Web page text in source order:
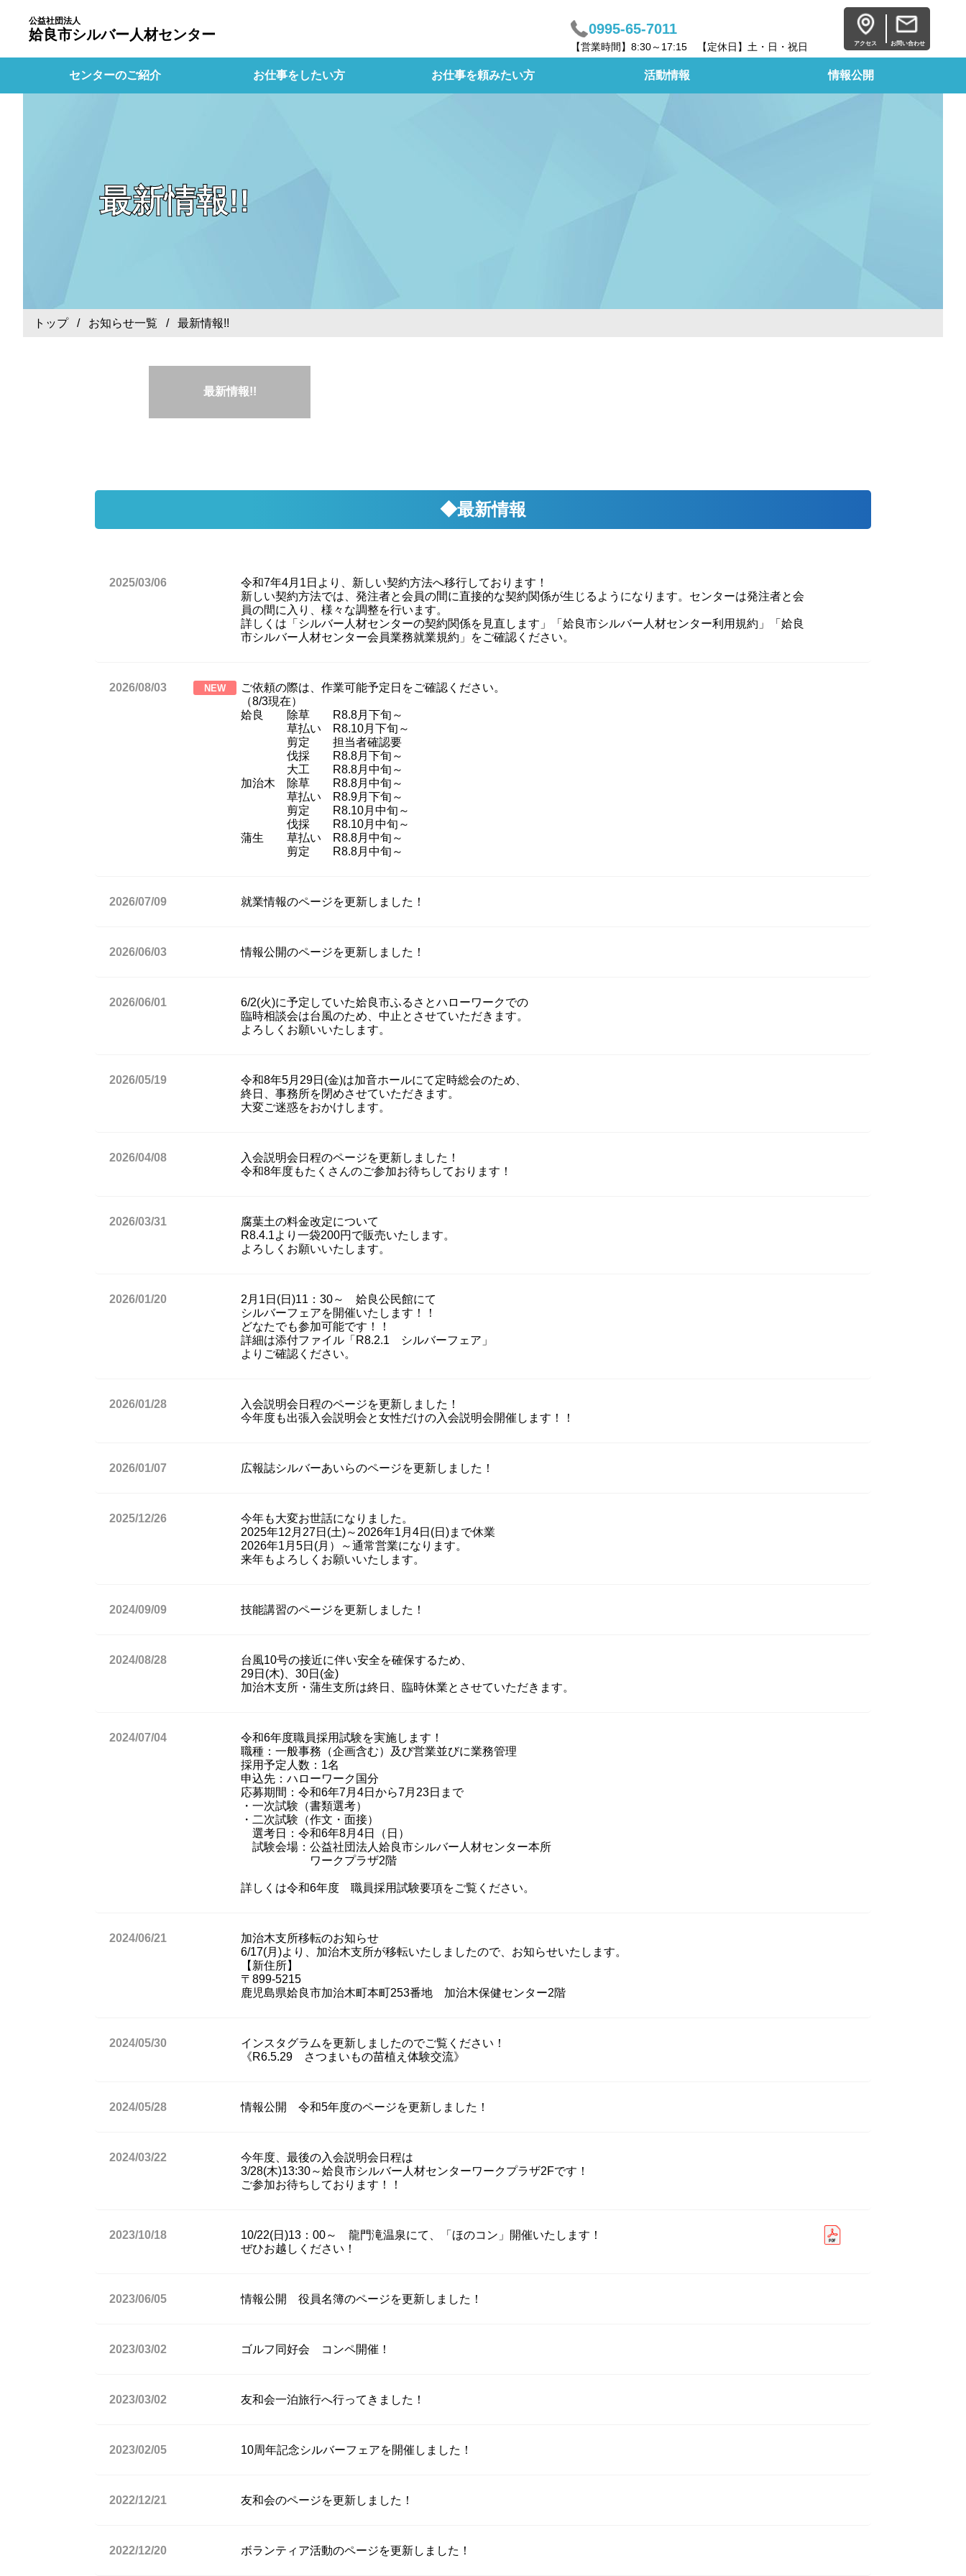
公益社団法人
姶良市シルバー人材センター 0995-65-7011
【営業時間】8:30～17:15 【定休日】土・日・祝日 アクセス お問い合わせ
センターのご紹介 お仕事をしたい方 お仕事を頼みたい方 活動情報 情報公開
最新情報!!
トップ/ お知らせ一覧 / 最新情報!!
最新情報!!
◆最新情報
2025/03/06
令和7年4月1日より、新しい契約方法へ移行しております！
新しい契約方法では、発注者と会員の間に直接的な契約関係が生じるようになります。センターは発注者と会
員の間に入り、様々な調整を行います。
詳しくは「シルバー人材センターの契約関係を見直します」「姶良市シルバー人材センター利用規約」「姶良
市シルバー人材センター会員業務就業規約」をご確認ください。
2026/08/03 NEW
ご依頼の際は、作業可能予定日をご確認ください。
（8/3現在）
姶良 除草 R8.8月下旬～
草払い R8.10月下旬～
剪定 担当者確認要
伐採 R8.8月下旬～
大工 R8.8月中旬～
加治木 除草 R8.8月中旬～
草払い R8.9月下旬～
剪定 R8.10月中旬～
伐採 R8.10月中旬～
蒲生 草払い R8.8月中旬～
剪定 R8.8月中旬～
2026/07/09 就業情報のページを更新しました！
2026/06/03 情報公開のページを更新しました！
2026/06/01
6/2(火)に予定していた姶良市ふるさとハローワークでの
臨時相談会は台風のため、中止とさせていただきます。
よろしくお願いいたします。
2026/05/19
令和8年5月29日(金)は加音ホールにて定時総会のため、
終日、事務所を閉めさせていただきます。
大変ご迷惑をおかけします。
2026/04/08
入会説明会日程のページを更新しました！
令和8年度もたくさんのご参加お待ちしております！
2026/03/31
腐葉土の料金改定について
R8.4.1より一袋200円で販売いたします。
よろしくお願いいたします。
2026/01/20
2月1日(日)11：30～ 姶良公民館にて
シルバーフェアを開催いたします！！
どなたでも参加可能です！！
詳細は添付ファイル「R8.2.1 シルバーフェア」
よりご確認ください。
2026/01/28
入会説明会日程のページを更新しました！
今年度も出張入会説明会と女性だけの入会説明会開催します！！
2026/01/07 広報誌シルバーあいらのページを更新しました！
2025/12/26
今年も大変お世話になりました。
2025年12月27日(土)～2026年1月4日(日)まで休業
2026年1月5日(月）～通常営業になります。
来年もよろしくお願いいたします。
2024/09/09 技能講習のページを更新しました！
2024/08/28
台風10号の接近に伴い安全を確保するため、
29日(木)、30日(金)
加治木支所・蒲生支所は終日、臨時休業とさせていただきます。
2024/07/04
令和6年度職員採用試験を実施します！
職種：一般事務（企画含む）及び営業並びに業務管理
採用予定人数：1名
申込先：ハローワーク国分
応募期間：令和6年7月4日から7月23日まで
・一次試験（書類選考）
・二次試験（作文・面接）
選考日：令和6年8月4日（日）
試験会場：公益社団法人姶良市シルバー人材センター本所
ワークプラザ2階
詳しくは令和6年度 職員採用試験要項をご覧ください。
2024/06/21
加治木支所移転のお知らせ
6/17(月)より、加治木支所が移転いたしましたので、お知らせいたします。
【新住所】
〒899-5215
鹿児島県姶良市加治木町本町253番地 加治木保健センター2階
2024/05/30
インスタグラムを更新しましたのでご覧ください！
《R6.5.29 さつまいもの苗植え体験交流》
2024/05/28 情報公開 令和5年度のページを更新しました！
2024/03/22
今年度、最後の入会説明会日程は
3/28(木)13:30～姶良市シルバー人材センターワークプラザ2Fです！
ご参加お待ちしております！！
2023/10/18
10/22(日)13：00～ 龍門滝温泉にて、「ほのコン」開催いたします！
ぜひお越しください！
2023/06/05 情報公開 役員名簿のページを更新しました！
2023/03/02 ゴルフ同好会 コンペ開催！
2023/03/02 友和会一泊旅行へ行ってきました！
2023/02/05 10周年記念シルバーフェアを開催しました！
2022/12/21 友和会のページを更新しました！
2022/12/20 ボランティア活動のページを更新しました！